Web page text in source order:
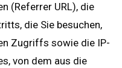
(Referrer URL), die
die Sie besuchen,
Zugriffs sowie die IP-
von dem aus die